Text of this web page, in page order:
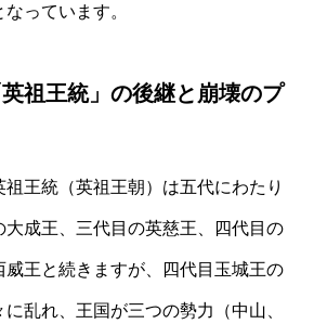
っています。
祖王統」の後継と崩壊のプ
王統（英祖王朝）は五代にわたり
大成王、三代目の英慈王、四代目の
威王と続きますが、四代目玉城王の
乱れ、王国が三つの勢力（中山、